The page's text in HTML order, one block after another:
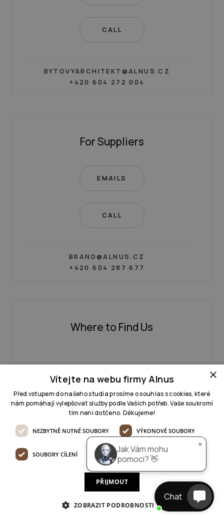
CALL
BYTOVYARCHITEKT@ALNUS.CZ
+420 604 272 004
For Suppliers
EMAILS
CALL
BRAND@ALNUS.CZ
+420 604 287 677
Where to Find Us
RADLICKÁ 14, 150 00 PRAGUE 5-
ANGEL
(SHOWROOM)
JIŘÍHO ZPODBRAD 761, 696 62
STANNICE
(HEADQUARTERS OF THE
COMPANY)
×
Vítejte na webu firmy Alnus
Před vstupem do našeho studia prosíme o souhlas s cookies, které
nám pomáhají vylepšovat služby podle Vašich potřeb. Vaše soukromí
tím není dotčeno. Děkujeme!
NEZBYTNĚ NUTNÉ SOUBORY VÝKONOVÉ SOUBORY
SOUBORY CÍLENÍ FUNKČNÍ SOUBORY
PŘIJMOUT
ZOBRAZIT PODROBNOSTI
Chat
Jak Vám mohu
pomoci? 👋
×
projekt řešíte?